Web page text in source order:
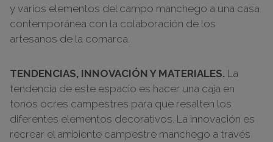
y varios elementos del campo manchego a una casa
contemporánea con la colaboración de los
artesanos de la comarca.
TENDENCIAS, INNOVACIÓN Y MATERIALES. La
tendencia de este espacio es hacer una caja en
tonos ocres campestres para que resalten los
diferentes elementos decorativos. La innovación es
recrear el ambiente campestre manchego a través